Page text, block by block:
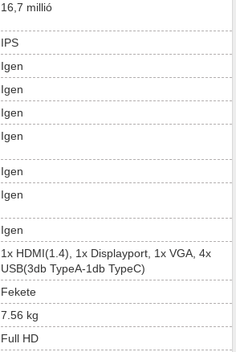
16,7 millió
IPS
Igen
Igen
Igen
Igen
Igen
Igen
Igen
1x HDMI(1.4), 1x Displayport, 1x VGA, 4x
USB(3db TypeA-1db TypeC)
Fekete
7.56 kg
Full HD